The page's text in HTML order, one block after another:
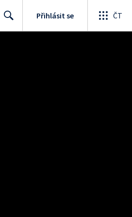
Přihlásit se ČT